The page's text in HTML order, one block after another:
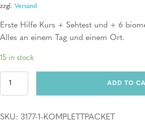
zzgl. Versand
Erste Hilfe Kurs + Sehtest und + 6
Alles an einem Tag und einem Ort.
15 in stock
Komplettpacket
ADD TO
SKU: 3177-1-KOMPLETTPACKET